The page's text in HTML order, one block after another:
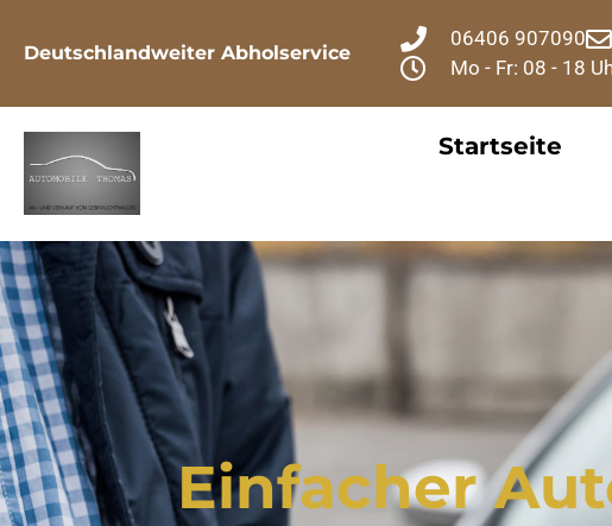
Deutschlandweiter Abholservice
06406 907090
Mo - Fr: 08 - 18
Startseite
Einfacher